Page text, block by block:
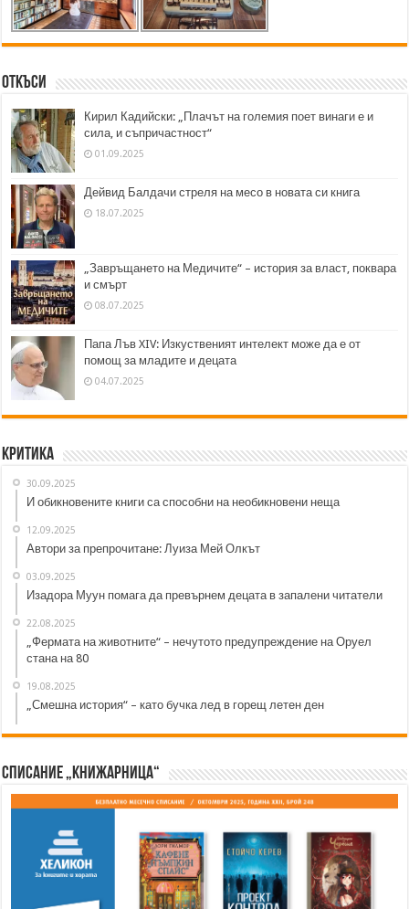
Откъси
Кирил Кадийски: „Плачът на големия поет винаги е и
сила, и съпричастност“
01.09.2025
Дейвид Балдачи стреля на месо в новата си книга
18.07.2025
„Завръщането на Медичите“ – история за власт, поквара
и смърт
08.07.2025
Папа Лъв XIV: Изкуственият интелект може да е от
помощ за младите и децата
04.07.2025
Критика
30.09.2025
И обикновените книги са способни на необикновени неща
12.09.2025
Автори за препрочитане: Луиза Мей Олкът
03.09.2025
Изадора Муун помага да превърнем децата в запалени читатели
22.08.2025
„Фермата на животните“ – нечутото предупреждение на Оруел
стана на 80
19.08.2025
„Смешна история“ – като бучка лед в горещ летен ден
Списание „Книжарница“